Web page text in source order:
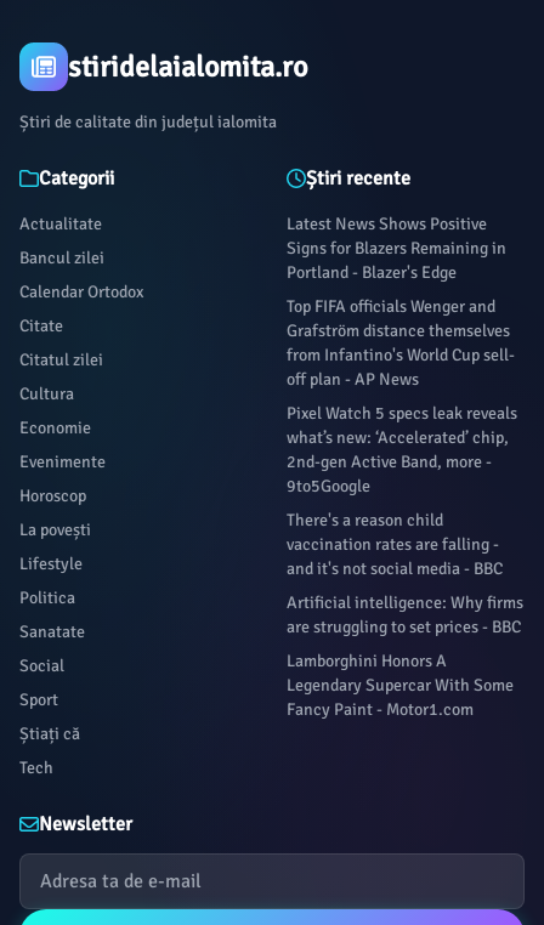
stiridelaialomita.ro
Știri de calitate din județul ialomita
Categorii
Actualitate
Bancul zilei
Calendar Ortodox
Citate
Citatul zilei
Cultura
Economie
Evenimente
Horoscop
La povești
Lifestyle
Politica
Sanatate
Social
Sport
Știați că
Tech
Știri recente
Latest News Shows Positive
Signs for Blazers Remaining in
Portland - Blazer's Edge
Top FIFA officials Wenger and
Grafström distance themselves
from Infantino's World Cup sell-
off plan - AP News
Pixel Watch 5 specs leak reveals
what’s new: ‘Accelerated’ chip,
2nd-gen Active Band, more -
9to5Google
There's a reason child
vaccination rates are falling -
and it's not social media - BBC
Artificial intelligence: Why firms
are struggling to set prices - BBC
Lamborghini Honors A
Legendary Supercar With Some
Fancy Paint - Motor1.com
Newsletter